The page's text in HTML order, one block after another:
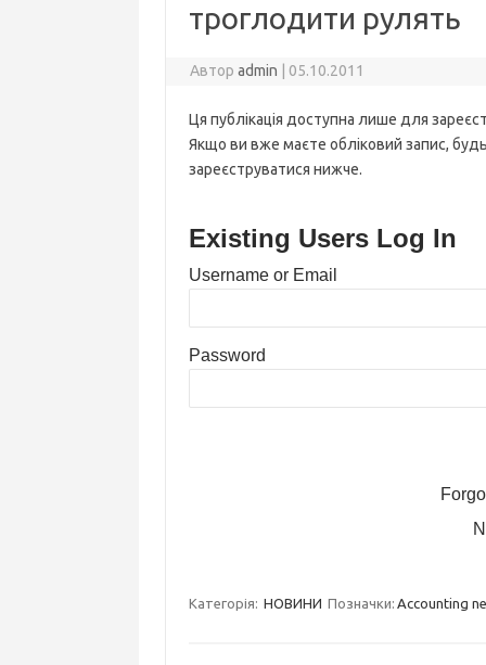
троглодити рулять
Авторadmin 05.10.2011
Ця публікація доступна лише для
Якщо ви вже маєте обліковий запис,
зареєструватися нижче.
Existing Users Log In
Username or Email
Password
Категорія: НОВИНИ Позначки: Accounting